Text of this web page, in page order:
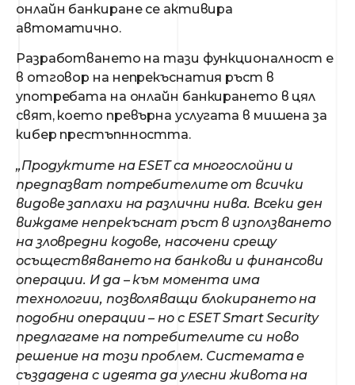
онлайн банкиране се активира
автоматично.
Разработването на тази функционалност е
в отговор на непрекъснатия ръст в
употребата на онлайн банкирането в цял
свят, което превърна услугата в мишена за
кибер престъпнността.
„Продуктите на ESET са многослойни и
предпазват потребителите от всички
видове заплахи на различни нива. Всеки ден
виждаме непрекъснат ръст в използването
на зловредни кодове, насочени срещу
осъществяването на банкови и финансови
операции. И да – към момента има
технологии, позволяващи блокирането на
подобни операции – но с ESET Smart Security
предлагаме на потребителите си ново
решение на този проблем. Системата е
създадена с идеята да улесни живота на